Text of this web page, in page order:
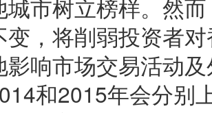
城市树立榜样。然
变，将削弱投资者
影响市场交易活动
和2015年会分别